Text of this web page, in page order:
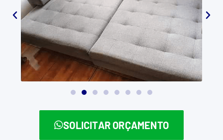
SOLICITAR ORÇAMENTO